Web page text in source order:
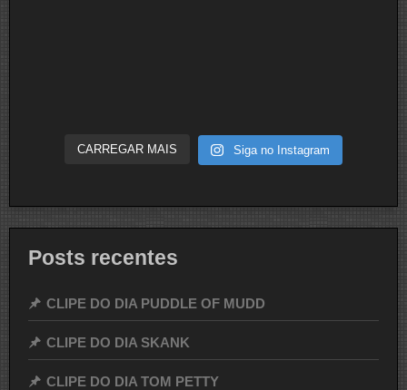
CARREGAR MAIS Siga no Instagram
Posts recentes
CLIPE DO DIA PUDDLE OF MUDD
CLIPE DO DIA SKANK
CLIPE DO DIA TOM PETTY